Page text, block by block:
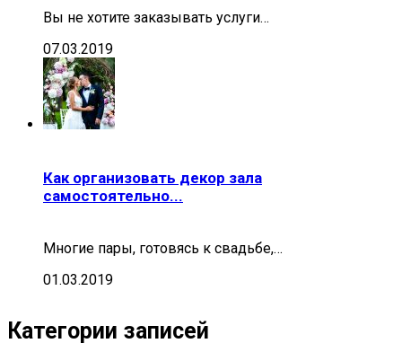
Вы не хотите заказывать услуги…
07.03.2019
Как организовать декор зала
самостоятельно...
Многие пары, готовясь к свадьбе,…
01.03.2019
Категории записей